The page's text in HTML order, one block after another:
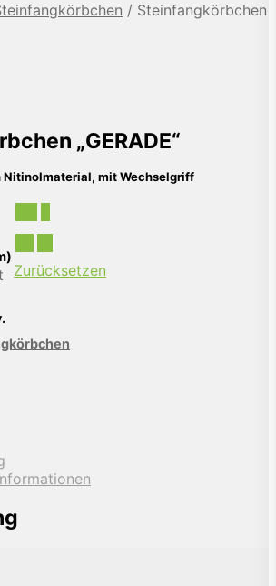
/ Steinfangkörbchen
„GERADE“
Nitinolmaterial, mit Wechselgriff
Zurücksetzen